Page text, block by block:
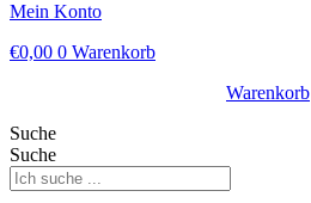
Mein Konto
€0,00 0 Warenkorb
Warenkorb
Suche
Suche